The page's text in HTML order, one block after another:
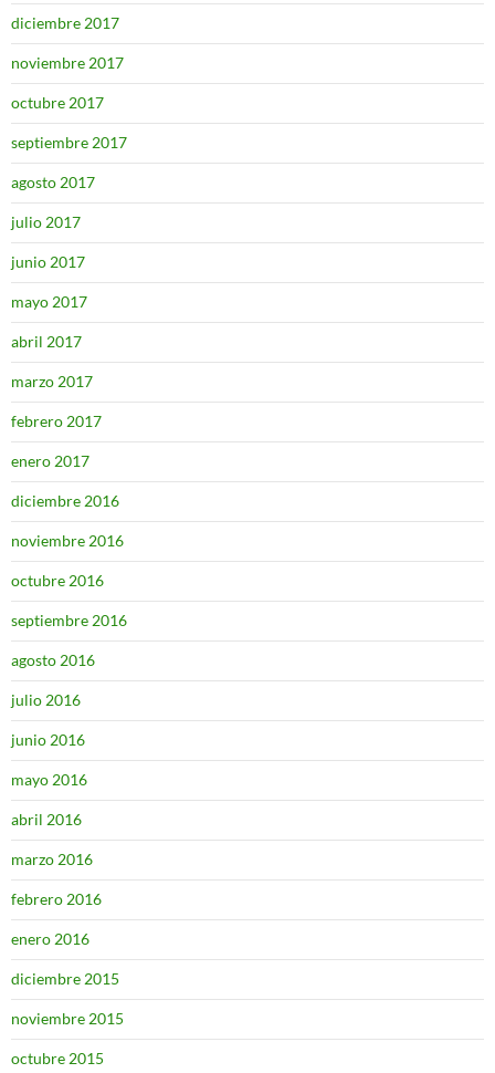
diciembre 2017
noviembre 2017
octubre 2017
septiembre 2017
agosto 2017
julio 2017
junio 2017
mayo 2017
abril 2017
marzo 2017
febrero 2017
enero 2017
diciembre 2016
noviembre 2016
octubre 2016
septiembre 2016
agosto 2016
julio 2016
junio 2016
mayo 2016
abril 2016
marzo 2016
febrero 2016
enero 2016
diciembre 2015
noviembre 2015
octubre 2015